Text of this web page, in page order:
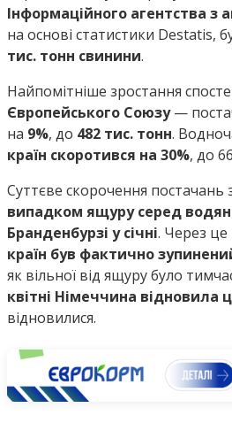
Інформаційного агентства з
на основі статистики Destatis,
тис. тонн свинини.
Найпомітніше зростання
Європейського Союзу—
на 9%, до 482 тис. тонн.
країн скоротився на 30%, до
Суттєве скорочення постачань
випадком ящуру серед
Бранденбурзі у січні. Через це
країн був фактично
як вільної від ящуру було
квітні Німеччина відновила
відновилися.